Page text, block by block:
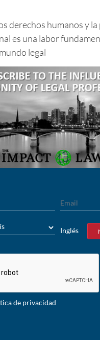
derechos humanos y
es una labor
legal
Inglés
Sí
de privacidad